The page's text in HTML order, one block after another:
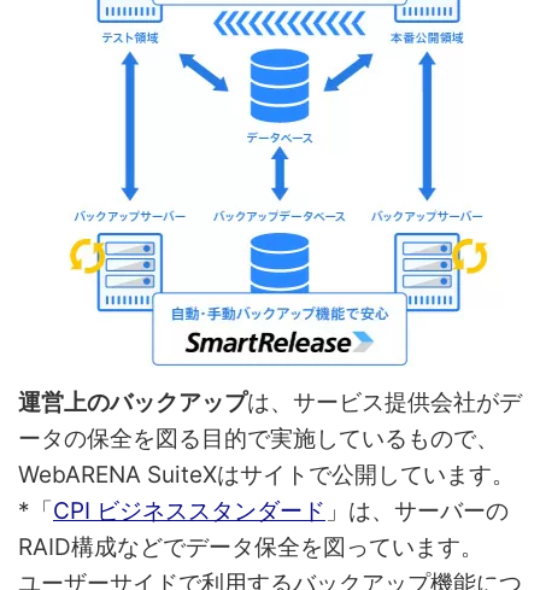
運営上のバックアップは、サービス提供会社がデ
ータの保全を図る目的で実施しているもので、
WebARENA SuiteXはサイトで公開しています。
*「CPI ビジネススタンダード 」は、サーバーの
RAID構成などでデータ保全を図っています。
ユーザーサイドで利用するバックアップ機能につ